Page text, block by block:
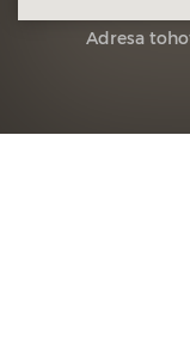
Adresa